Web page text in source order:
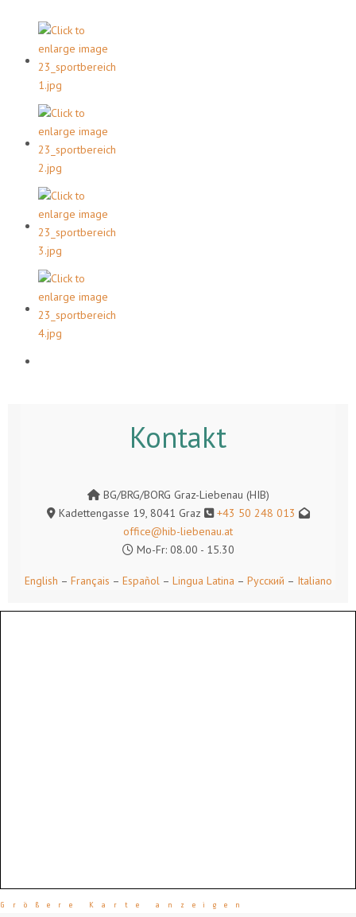
Kontakt
BG/BRG/BORG Graz-Liebenau (HIB)
Kadettengasse 19, 8041 Graz
+43 50 248 013
office@hib-liebenau.at
Mo-Fr: 08.00 - 15.30
English – Français – Español– Lingua Latina – Русский – Italiano
Größere Karte anzeigen